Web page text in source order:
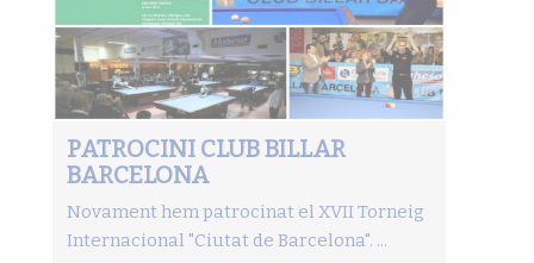
PATROCINI CLUB BILLAR
BARCELONA
Novament hem patrocinat el XVII Torneig
Internacional "Ciutat de Barcelona". ...